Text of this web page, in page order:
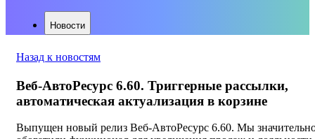
Новости
Назад к новостям
Веб-АвтоРесурс 6.60. Триггерные рассылки,
автоматическая актуализация в корзине
Выпущен новый релиз Веб-АвтоРесурс 6.60. Мы